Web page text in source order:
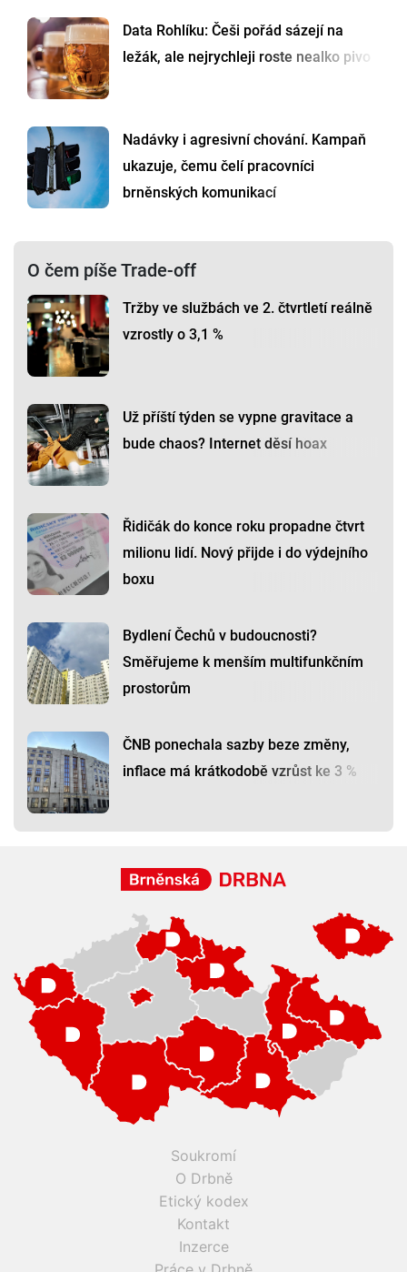
Data Rohlíku: Češi pořád sázejí na
ležák, ale nejrychleji roste nealko pivo
Nadávky i agresivní chování. Kampaň
ukazuje, čemu čelí pracovníci
brněnských komunikací
O čem píše Trade-off
Tržby ve službách ve 2. čtvrtletí reálně
vzrostly o 3,1 %
Už příští týden se vypne gravitace a
bude chaos? Internet děsí hoax
Řidičák do konce roku propadne čtvrt
milionu lidí. Nový přijde i do výdejního
boxu
Bydlení Čechů v budoucnosti?
Směřujeme k menším multifunkčním
prostorům
ČNB ponechala sazby beze změny,
inflace má krátkodobě vzrůst ke 3 %
Soukromí
O Drbně
Etický kodex
Kontakt
Inzerce